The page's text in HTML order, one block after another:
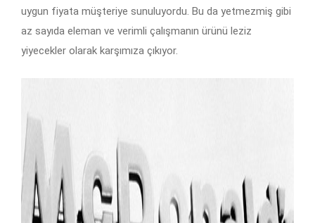
uygun fiyata müşteriye sunuluyordu. Bu da yetmezmiş gibi
az sayıda eleman ve verimli çalışmanın ürünü leziz
yiyecekler olarak karşımıza çıkıyor.